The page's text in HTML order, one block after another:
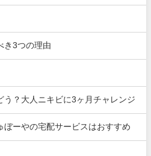
き3つの理由
う？大人ニキビに3ヶ月チャレンジ
ぼーやの宅配サービスはおすすめ